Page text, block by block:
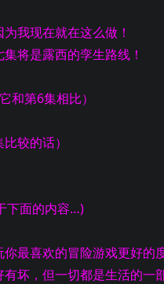
我现在就在这么做！
将是露西的孪生路线！
和第6集相比）
较的话）
下面的内容…)
最喜欢的冒险游戏更好的
坏，但一切都是生活的一部